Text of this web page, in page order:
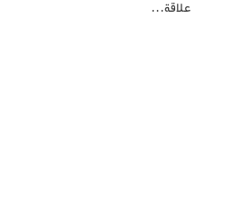
علاقة…